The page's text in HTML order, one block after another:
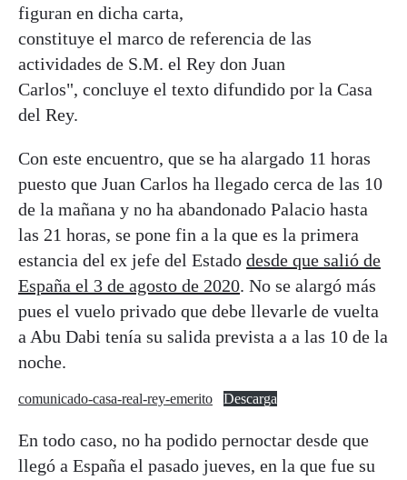
figuran en dicha carta,
constituye el marco de referencia de las
actividades de S.M. el Rey don Juan
Carlos", concluye el texto difundido por la Casa
del Rey.
Con este encuentro, que se ha alargado 11 horas
puesto que Juan Carlos ha llegado cerca de las 10
de la mañana y no ha abandonado Palacio hasta
las 21 horas, se pone fin a la que es la primera
estancia del ex jefe del Estado desde que salió de
España el 3 de agosto de 2020. No se alargó más
pues el vuelo privado que debe llevarle de vuelta
a Abu Dabi tenía su salida prevista a a las 10 de la
noche.
comunicado-casa-real-rey-emerito Descarga
En todo caso, no ha podido pernoctar desde que
llegó a España el pasado jueves, en la que fue su